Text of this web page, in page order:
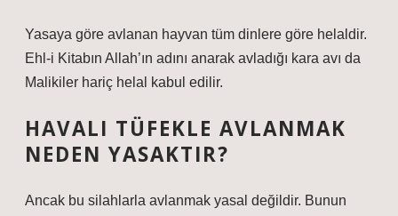
Yasaya göre avlanan hayvan tüm dinlere göre helaldir.
Ehl-i Kitabın Allah’ın adını anarak avladığı kara avı da
Malikiler hariç helal kabul edilir.
HAVALI TÜFEKLE AVLANMAK
NEDEN YASAKTIR?
Ancak bu silahlarla avlanmak yasal değildir. Bunun